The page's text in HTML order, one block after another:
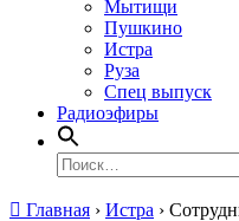
Мытищи
Пушкино
Истра
Руза
Спец выпуск
Радиоэфиры
Найти:
Главная › Истра ›